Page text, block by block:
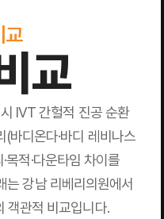
교
교
IVT 간헐적 진공 순환
바디온다·바디 레비나스
목적·다운타임 차이를
는 강남 리베리의원에서
객관적 비교입니다.